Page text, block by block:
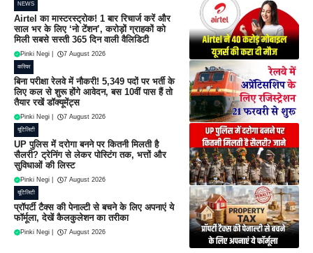
NEWS
Airtel का मास्टरस्ट्रोक! 1 बार रिचार्ज करें और
साल भर के लिए ‘नो टेंशन’, करोड़ों ग्राहकों को
मिली सबसे सस्ती 365 दिन वाली वैलिडिटी
Pinki Negi 7 August 2026
करियर
बिना परीक्षा रेलवे में नौकरी! 5,349 पदों पर भर्ती के
लिए कल से शुरू होंगे आवेदन, बस 10वीं पास हैं तो
तैयार रखें डॉक्यूमेंट्स
Pinki Negi 7 August 2026
यूटिलिटी
UP पुलिस में दरोगा बनने पर कितनी मिलती है
सैलरी? ट्रेनिंग से लेकर पोस्टिंग तक, भत्तों और
सुविधाओं की लिस्ट
Pinki Negi 7 August 2026
यूटिलिटी
प्रॉपर्टी टैक्स की पेनाल्टी से बचने के लिए अपनाएं ये
फॉर्मूला, देखें कैलकुलेशन का तरीका
Pinki Negi 7 August 2026